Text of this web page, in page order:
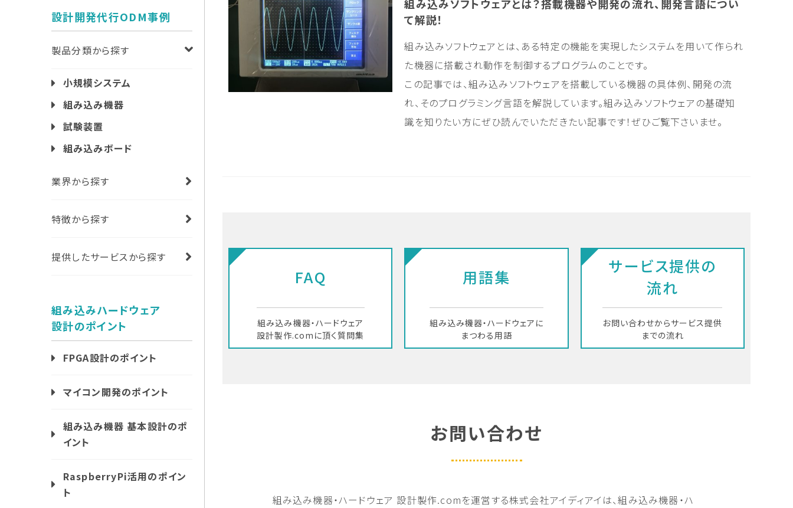
組み込みソフトウェアとは？搭載機器や開発の流れ、開発言語につい
て解説！
組み込みソフトウェアとは、ある特定の機能を実現したシステムを用いて作られ
た機器に搭載され動作を制御するプログラムのことです。
この記事では、組み込みソフトウェアを搭載している機器の具体例、開発の流
れ、そのプログラミング言語を解説しています。組み込みソフトウェアの基礎知
識を知りたい方にぜひ読んでいただきたい記事です！ぜひご覧下さいませ。
FAQ
組み込み機器・ハードウェア
設計製作.comに頂く質問集
用語集
組み込み機器・ハードウェアに
まつわる用語
サービス提供の
流れ
お問い合わせからサービス提供
までの流れ
お問い合わせ
組み込み機器・ハードウェア 設計製作.comを運営する株式会社アイディアイは、組み込み機器・ハ
設計開発代行ODM事例
製品分類から探す
小規模システム
組み込み機器
試験装置
組み込みボード
業界から探す
特徴から探す
提供したサービスから探す
組み込みハードウェア
設計のポイント
FPGA設計のポイント
マイコン開発のポイント
組み込み機器 基本設計のポ
イント
RaspberryPi活用のポイン
ト